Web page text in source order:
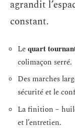
agrandit
constant.
Lequart
colimaçon serré.
Des marches
sécurité et le
La finition –
et l’entretien.